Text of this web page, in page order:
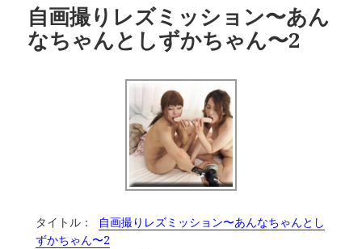
自画撮りレズミッション〜あん
なちゃんとしずかちゃん〜2
タイトル： 自画撮りレズミッション〜あんなちゃんとし
ずかちゃん〜2